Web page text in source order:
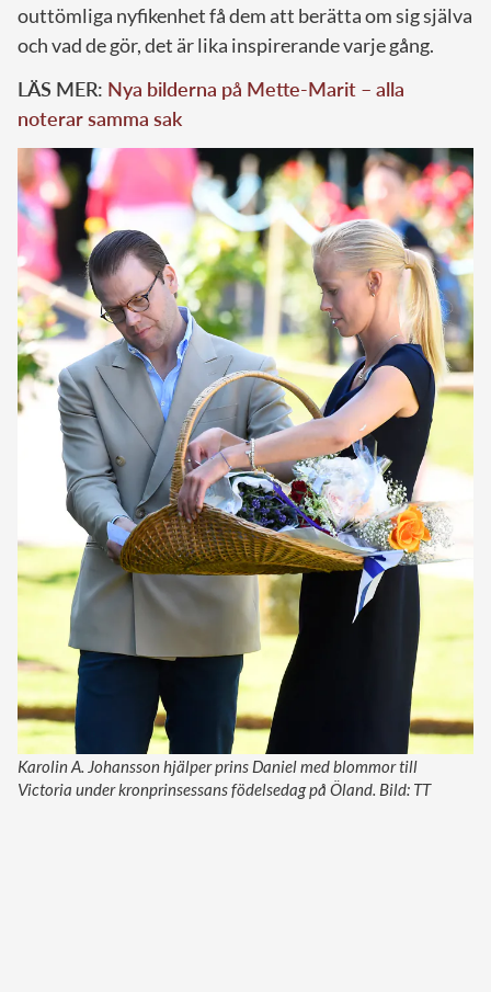
outtömliga nyfikenhet få dem att berätta om sig själva
och vad de gör, det är lika inspirerande varje gång.
LÄS MER: Nya bilderna på Mette-Marit – alla
noterar samma sak
Karolin A. Johansson hjälper prins Daniel med blommor till
Victoria under kronprinsessans födelsedag på Öland. Bild: TT